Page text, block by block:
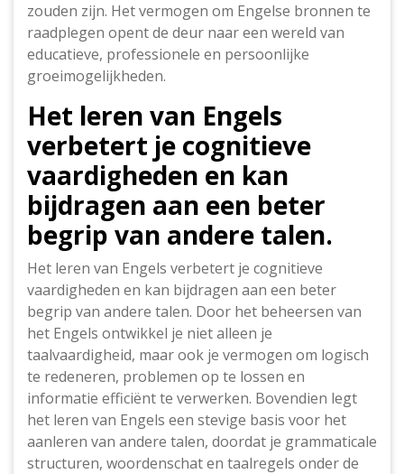
zouden zijn. Het vermogen om Engelse bronnen te
raadplegen opent de deur naar een wereld van
educatieve, professionele en persoonlijke
groeimogelijkheden.
Het leren van Engels
verbetert je cognitieve
vaardigheden en kan
bijdragen aan een beter
begrip van andere talen.
Het leren van Engels verbetert je cognitieve
vaardigheden en kan bijdragen aan een beter
begrip van andere talen. Door het beheersen van
het Engels ontwikkel je niet alleen je
taalvaardigheid, maar ook je vermogen om logisch
te redeneren, problemen op te lossen en
informatie efficiënt te verwerken. Bovendien legt
het leren van Engels een stevige basis voor het
aanleren van andere talen, doordat je grammaticale
structuren, woordenschat en taalregels onder de